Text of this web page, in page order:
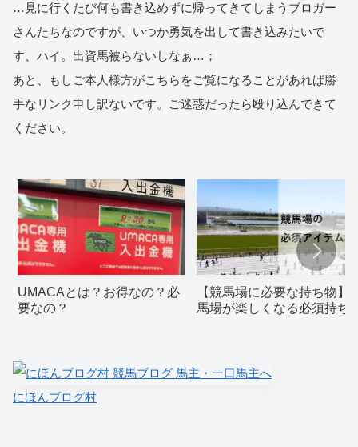
…見に行くたび何も書き込めずに帰ってきてしまうブロガー
さんたちなのですが、いつか勇気を出して書き込みたいで
す、ハイ。出資馬被らないしなぁ…；
あと、もしご本人様方がこちらをご覧になることがあれば勝
手なリンク申し訳ないです。ご迷惑だったら殴り込んできて
ください。
UMACAとは？お得なの？必
要なの？
【競馬場に必要な持ち物】
馬場が楽しくなる必須持ち
にほんブログ村